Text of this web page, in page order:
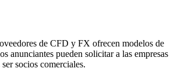
de CFD y FX ofrecen modelos de
anunciantes pueden solicitar a las empresas
socios comerciales.